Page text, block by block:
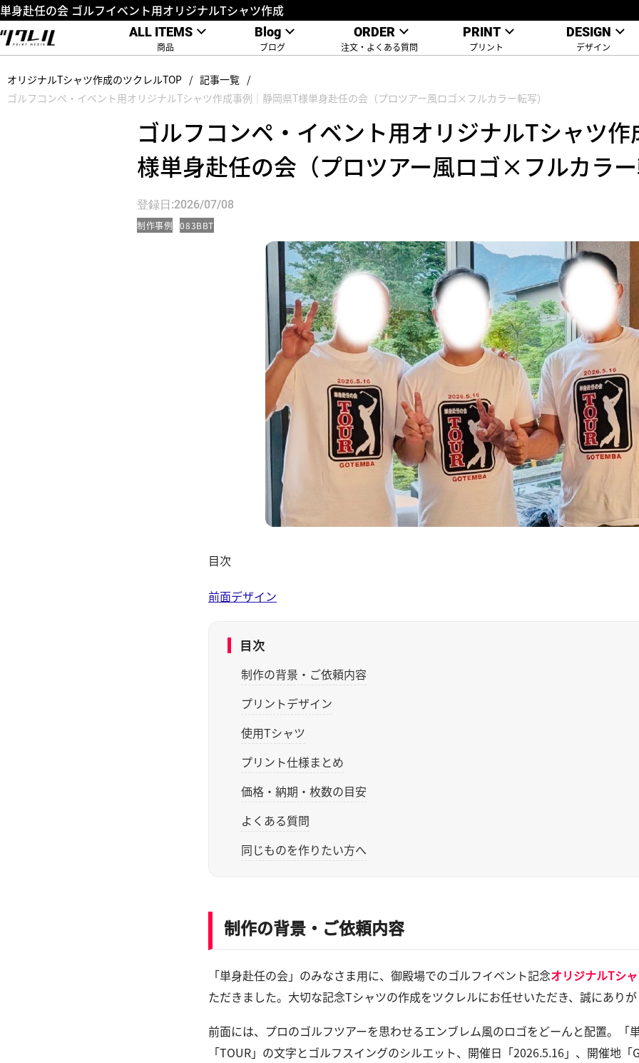
単身赴任の会 ゴルフイベント用オリジナルTシャツ作成
ALL ITEMS
商品
Blog
ブログ
ORDER
注文・よくある質問
PRINT
プリント
DESIGN
デザイン
オリジナルTシャツ作成のツクレルTOP
記事一覧
ゴルフコンペ・イベント用オリジナルTシャツ作成事例｜静岡県T様単身赴任の会（プロツアー風ロゴ×フルカラー転写）
ゴルフコンペ・イベント用オリジナルTシャツ
様単身赴任の会（プロツアー風ロゴ×フルカラー
登録日:2026/07/08
制作事例 083BBT
目次
前面デザイン
目次
制作の背景・ご依頼内容
プリントデザイン
使用Tシャツ
プリント仕様まとめ
価格・納期・枚数の目安
よくある質問
同じものを作りたい方へ
制作の背景・ご依頼内容
「単身赴任の会」のみなさま用に、御殿場でのゴルフイベント記念オリジナルTシ
ただきました。大切な記念Tシャツの作成をツクレルにお任せいただき、誠にありが
前面には、プロのゴルフツアーを思わせるエンブレム風のロゴをどーんと配置。「
「TOUR」の文字とゴルフスイングのシルエット、開催日「2026.5.16」、開催地「